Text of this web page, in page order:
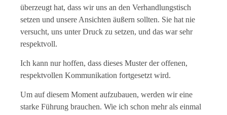
überzeugt hat, dass wir uns an den Verhandlungstisch
setzen und unsere Ansichten äußern sollten. Sie hat nie
versucht, uns unter Druck zu setzen, und das war sehr
respektvoll.
Ich kann nur hoffen, dass dieses Muster der offenen,
respektvollen Kommunikation fortgesetzt wird.
Um auf diesem Moment aufzubauen, werden wir eine
starke Führung brauchen. Wie ich schon mehr als einmal